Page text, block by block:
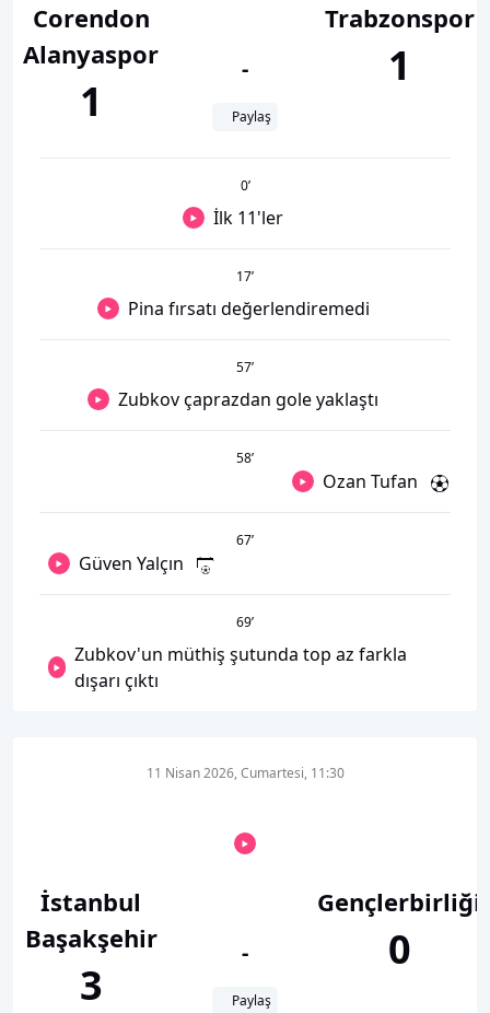
Corendon
Alanyaspor
1
-
Paylaş
Trabzonspor
1
0’
İlk 11'ler
17’
Pina fırsatı değerlendiremedi
57’
Zubkov çaprazdan gole yaklaştı
58’
Ozan Tufan
67’
Güven Yalçın
69’
Zubkov'un müthiş şutunda top az farkla
dışarı çıktı
İstanbul
Başakşehir
3
11 Nisan 2026, Cumartesi, 11:30
-
Paylaş
Gençlerbirliği
0